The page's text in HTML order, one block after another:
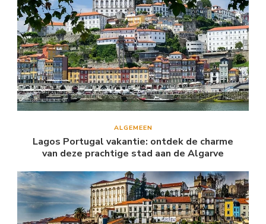
ALGEMEEN
Lagos Portugal vakantie: ontdek de charme
van deze prachtige stad aan de Algarve